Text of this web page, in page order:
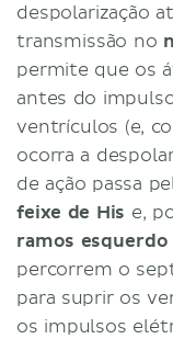
despolarização
transmissão no
permite que os
antes do
ventrículos (e,
ocorra a
de ação passa
feixe de His e,
ramos esquerdo
percorrem o
para suprir os
os impulsos